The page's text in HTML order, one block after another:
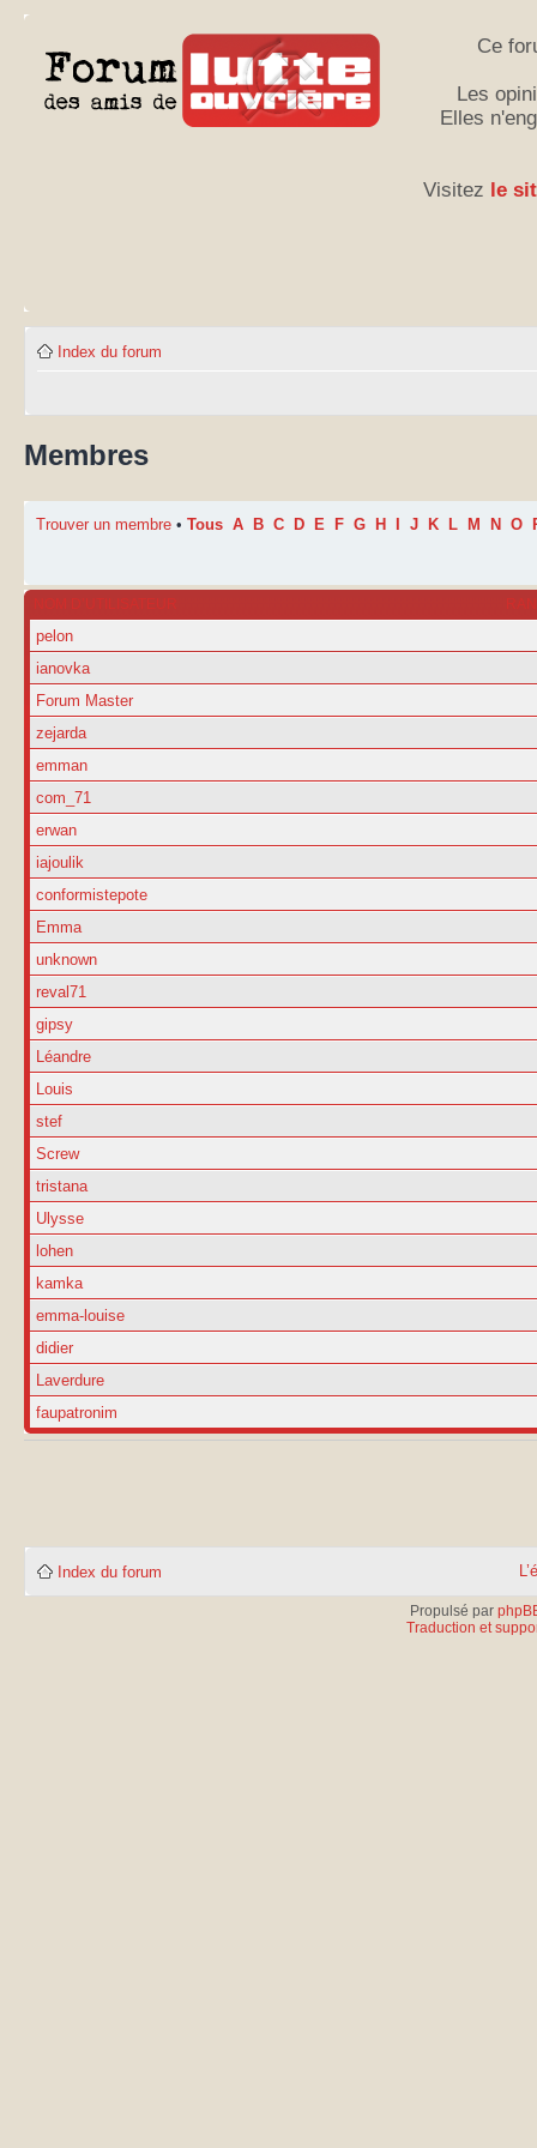
Ce
Les
Elles
Visitez le
Index du forum
Membres
Trouver un membre • Tous A B C D E F G H J K L M N O
NOM D’UTILISATEUR
pelon
ianovka
Forum Master
zejarda
emman
com_71
erwan
iajoulik
conformistepote
Emma
unknown
reval71
gipsy
Léandre
Louis
stef
Screw
tristana
Ulysse
lohen
kamka
emma-louise
didier
Laverdure
faupatronim
Index du forum
Propulsé par
Traduction et